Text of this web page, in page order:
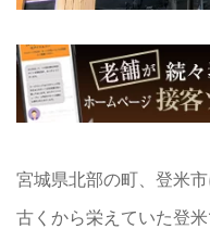
宮城県北部の町、登米市
古くから栄えていた登